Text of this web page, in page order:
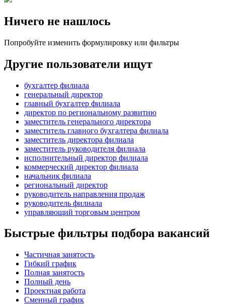
Ничего не нашлось
Попробуйте изменить формулировку или фильтры
Другие пользователи ищут
бухгалтер филиала
генеральный директор
главный бухгалтер филиала
директор по региональному развитию
заместитель генерального директора
заместитель главного бухгалтера филиала
заместитель директора филиала
заместитель руководителя филиала
исполнительный директор филиала
коммерческий директор филиала
начальник филиала
региональный директор
руководитель направления продаж
руководитель филиала
управляющий торговым центром
Быстрые фильтры подбора вакансий
Частичная занятость
Гибкий график
Полная занятость
Полный день
Проектная работа
Сменный график